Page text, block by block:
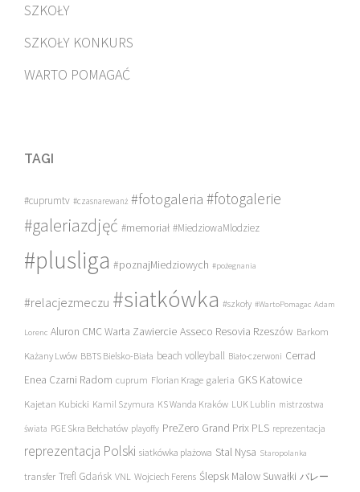
SZKOŁY
SZKOŁY KONKURS
WARTO POMAGAĆ
TAGI
#cuprumtv #czasnarewanż #fotogaleria #fotogalerie
#galeriazdjęć #memoriał #MiedziowaMlodziez
#plusliga #poznajMiedziowych #pożegnania
#relacjezmeczu #siatkówka #szkoły #WartoPomagac Adam
Lorenc Aluron CMC Warta Zawiercie Asseco Resovia Rzeszów Barkom
Każany Lwów BBTS Bielsko-Biała beach volleyball Biało-czerwoni Cerrad
Enea Czarni Radom cuprum Florian Krage galeria GKS Katowice
Kajetan Kubicki Kamil Szymura KS Wanda Kraków LUK Lublin mistrzostwa
świata PGE Skra Bełchatów playoffy PreZero Grand Prix PLS reprezentacja
reprezentacja Polski siatkówka plażowa Stal Nysa Staropolanka
transfer Trefl Gdańsk VNL Wojciech Ferens Ślepsk Malow Suwałki バレー